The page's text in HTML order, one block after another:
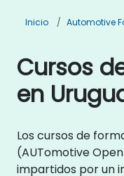
Inicio Automotive
Cursos
en
Los cursos de
(AUTomotive
impartidos por un